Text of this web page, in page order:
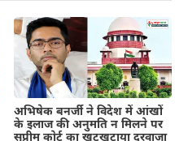
अभिषेक बनर्जी ने विदेश में आंखों
के इलाज की अनुमति न मिलने पर